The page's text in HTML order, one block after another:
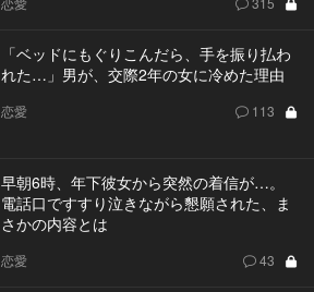
「ベッドにもぐりこんだら、手を振り払わ
れた…」男が、交際2年の女に冷めた理由
恋愛 113
早朝6時、年下彼女から突然の着信が…。
電話口ですすり泣きながら懇願された、ま
さかの内容とは
恋愛 43